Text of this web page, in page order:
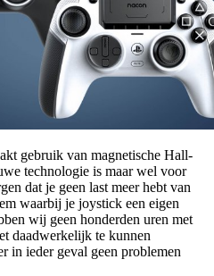
gebruik van magnetische Hall-
technologie is maar wel voor
dat je geen last meer hebt van
waarbij je joystick een eigen
wij geen honderden uren met
daadwerkelijk te kunnen
in ieder geval geen problemen